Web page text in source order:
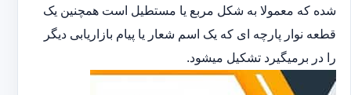
شده که معمولا به شکل مربع یا مستطیل است همچنین یک
قطعه نوار پارچه ای که یک اسم شعار یا پیام بازاریابی دیگر
را در برمیگیرد تشکیل میشود.